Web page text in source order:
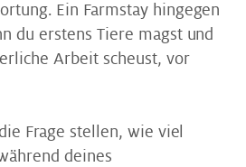
Ein Farmstay hingegen
du erstens Tiere magst und
Arbeit scheust, vor
Frage stellen, wie viel
deines